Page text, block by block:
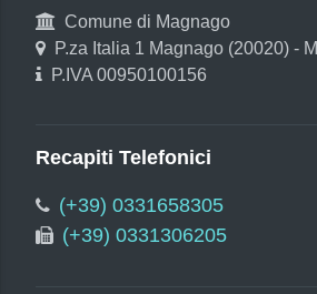
Comune di Magnago
P.za Italia 1 Magnago (20020) - MI
P.IVA 00950100156
Recapiti Telefonici
(+39) 0331658305
(+39) 0331306205